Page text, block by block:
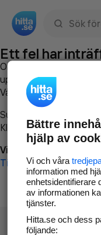
Ett fel har
Om du vill kan du
uppstod så att vi lättare
Vänligen försök med
Surfa till
Klicka påTillbaka-
Vi beklagar besväret!
Till startsidan
Bättre
hjälp av
Vi och våra
information med
enhetsidentifierare
av informationen
tjänster.
Hitta.se och dess
följande: